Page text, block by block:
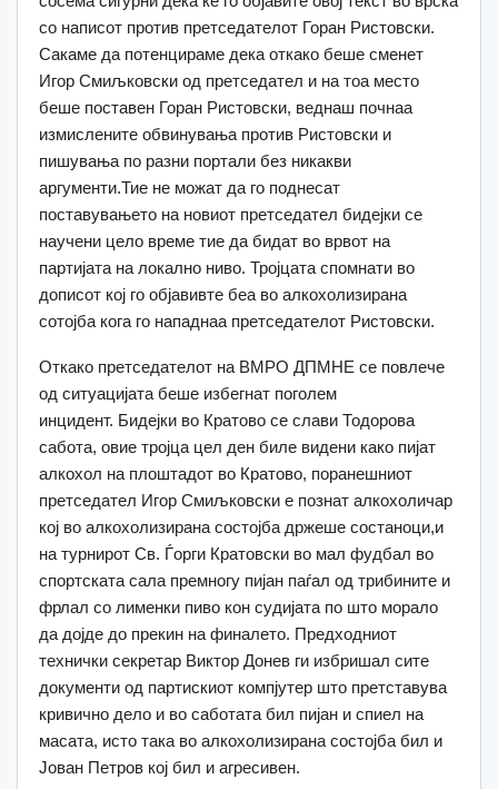
со написот против претседателот Горан Ристовски.
Сакаме да потенцираме дека откако беше сменет
Игор Смиљковски од претседател и на тоа место
беше поставен Горан Ристовски, веднаш почнаа
измислените обвинувања против Ристовски и
пишувања по разни портали без никакви
аргументи.Тие не можат да го поднесат
поставувањето на новиот претседател бидејки се
научени цело време тие да бидат во врвот на
партијата на локално ниво. Тројцата спомнати во
дописот кој го објавивте беа во алкохолизирана
сотојба кога го нападнаа претседателот Ристовски.
Откако претседателот на ВМРО ДПМНЕ се повлече
од ситуацијата беше избегнат поголем
инцидент. Бидејки во Кратово се слави Тодорова
сабота, овие тројца цел ден биле видени како пијат
алкохол на плоштадот во Кратово, поранешниот
претседател Игор Смиљковски е познат алкохоличар
кој во алкохолизирана состојба држеше состаноци,и
на турнирот Св. Ѓорги Кратовски во мал фудбал во
спортската сала премногу пијан паѓал од трибините и
фрлал со лименки пиво кон судијата по што морало
да дојде до прекин на финалето. Предходниот
технички секретар Виктор Донев ги избришал сите
документи од партискиот компјутер што претставува
кривично дело и во саботата бил пијан и спиел на
масата, исто така во алкохолизирана состојба бил и
Јован Петров кој бил и агресивен.